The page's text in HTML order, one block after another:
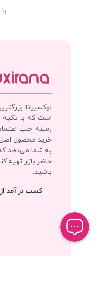
لوکسیرانا
است که با تکیه
زمینه جلب
خرید محصول اصل
به شما می‌دهد که
حاضر بازار تهیه
باشید.
کسب در آمد از